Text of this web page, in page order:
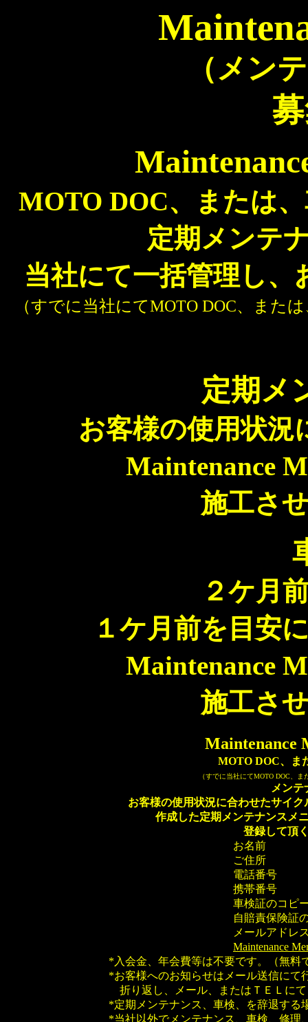
（メン
MOTO DOC、または
定期メンテ
当社にて一括管理し
（すでに当社にてMOTO DOC、また
定期メ
お客様の使用状況
Maintenance
施工さ
２ケ月
１ケ月前を目安
Maintenance
施工さ
Maintenance
MOTO DOC、ま
（すでに当社にてMOTO DOC、
メンテ
お客様の使用状況に合わせたサイ
作成した定期メンテナンスメ
登録して頂
お名前
ご住所
電話番号
携帯番号
車検証のコピ
自賠責保険証
メールアドレ
Maintenance
*入会金、年会費等は不要です。（無料
*お客様へのお知らせはメール送信にて
折り返し、メール、またはＴＥＬに
*定期メンテナンス、車検、を辞退する
*当社以外でメンテナンス、車検、修理